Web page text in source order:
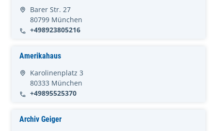
Barer Str. 27
80799 München
+498923805216
Amerikahaus
Karolinenplatz 3
80333 München
+49895525370
Archiv Geiger